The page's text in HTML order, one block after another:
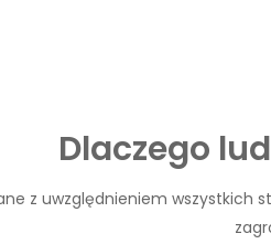
Dlaczego
z uwzględnieniem